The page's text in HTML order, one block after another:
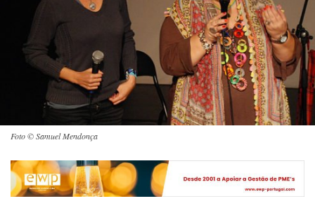
Foto © Samuel Mendonça